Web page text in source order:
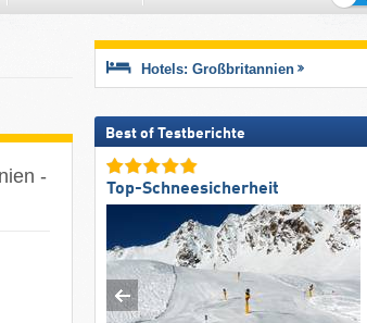
für
-
Hotels: Großbritannien
Best of Testberichte
Top-Schneesicherheit